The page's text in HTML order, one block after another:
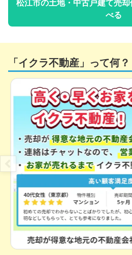
松江市の土地・中古戸建て売
べる
「イクラ不動産」って何？